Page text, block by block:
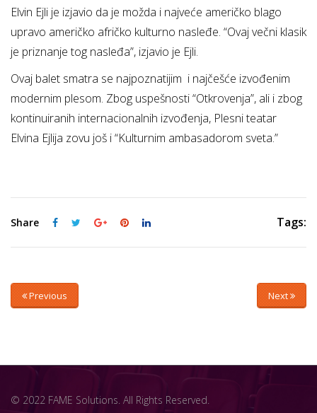
Elvin Ejli je izjavio da je možda i najveće američko blago
upravo američko afričko kulturno nasleđe. “Ovaj večni klasik
je priznanje tog nasleđa”, izjavio je Ejli.
Ovaj balet smatra se najpoznatijim i najčešće izvođenim
modernim plesom. Zbog uspešnosti “Otkrovenja”, ali i zbog
kontinuiranih internacionalnih izvođenja, Plesni teatar
Elvina Ejlija zovu još i “Kulturnim ambasadorom sveta.”
Share Tags:
Previous Next
© 2022 FAME Solutions. All Rights Reserved.